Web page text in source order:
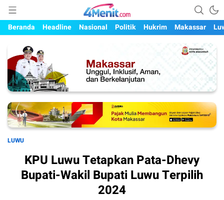
4menit.com
Mengungkap Kisah, Setiap Hari
Beranda
Headline Nasional Politik Hukrim Makassar
LUWU
KPU Luwu Tetapkan Pata-Dhevy
Bupati-Wakil Bupati Luwu Terpilih
2024